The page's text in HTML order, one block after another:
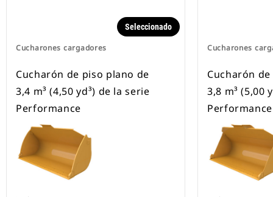
Cucharones cargadores
Seleccionado
Cucharón de piso plano de
3,4 m³ (4,50 yd³) de la serie
Performance
Cucharones
Cucharón
3,8 m³ (5,00
Performance